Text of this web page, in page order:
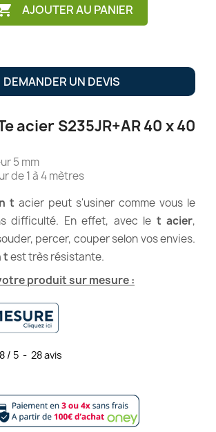
AJOUTER AU PANIER
DEMANDER UN DEVIS
acier S235JR+AR 40 x 40
5 mm
de 1 à 4 mètres
t acier peut s'usiner comme vous le
difficulté. En effet, avec le t acier,
percer, couper selon vos envies.
test très résistante.
produit sur mesure :
/ 5 - 28avis